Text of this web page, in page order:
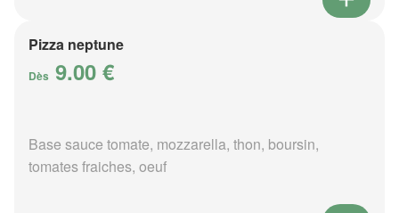
Pizza neptune
Dès 9.00 €
Base sauce tomate, mozzarella, thon, boursin,
tomates fraiches, oeuf